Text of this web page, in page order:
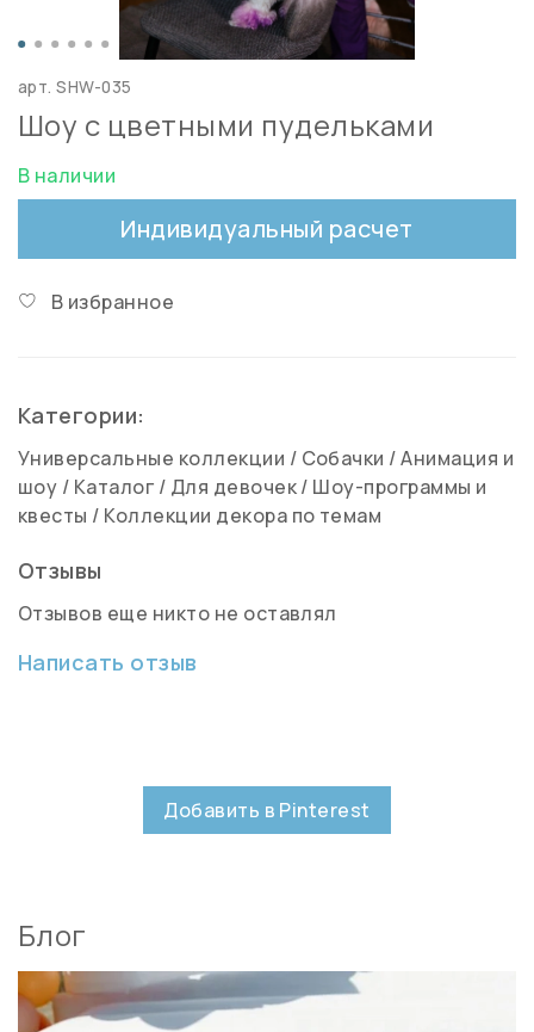
арт.SHW-035
Шоу с цветными пудельками
В наличии
Индивидуальный расчет
В избранное
Категории:
Универсальные коллекции / Собачки /Анимация и
шоу / Каталог / Для девочек/ Шоу-программы и
квесты / Коллекции декора по темам
Отзывы
Отзывов еще никто не оставлял
Написать отзыв
Добавить в Pinterest
Блог